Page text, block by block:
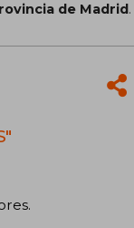
de Madrid.